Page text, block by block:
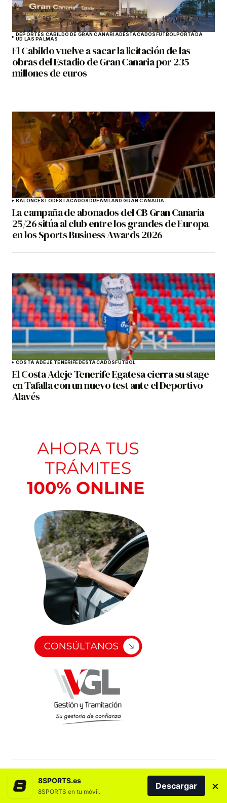
DEPORTES CABILDO DE GRAN CANARIADESTACADOSFÚTBOLPORTADA
UD LAS PALMAS
El Cabildo vuelve a sacar la licitación de las
obras del Estadio de Gran Canaria por 235
millones de euros
BALONCESTODESTACADOSDREAMLAND GRAN CANARIA
La campaña de abonados del CB Gran Canaria
25/26 sitúa al club entre los grandes de Europa
en los Sports Business Awards 2026
COSTA ADEJE TENERIFEDESTACADOSFÚTBOL
El Costa Adeje Tenerife Egatesa cierra su stage
en Tafalla con un nuevo test ante el Deportivo
Alavés
8SPORTS.es
8SPORTS en tu móvil.
Descargar ×